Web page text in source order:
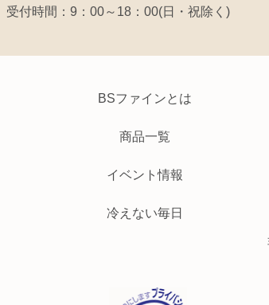
受付時間：9：00～18：00(日・祝除く)
BSファインとは
商品一覧
イベント情報
冷えない毎日